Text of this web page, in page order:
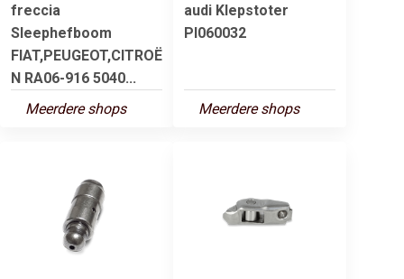
freccia
Sleephefboom
FIAT,PEUGEOT,CITROË
N RA06-916 5040...
Meerdere shops
audi Klepstoter
PI060032
Meerdere shops